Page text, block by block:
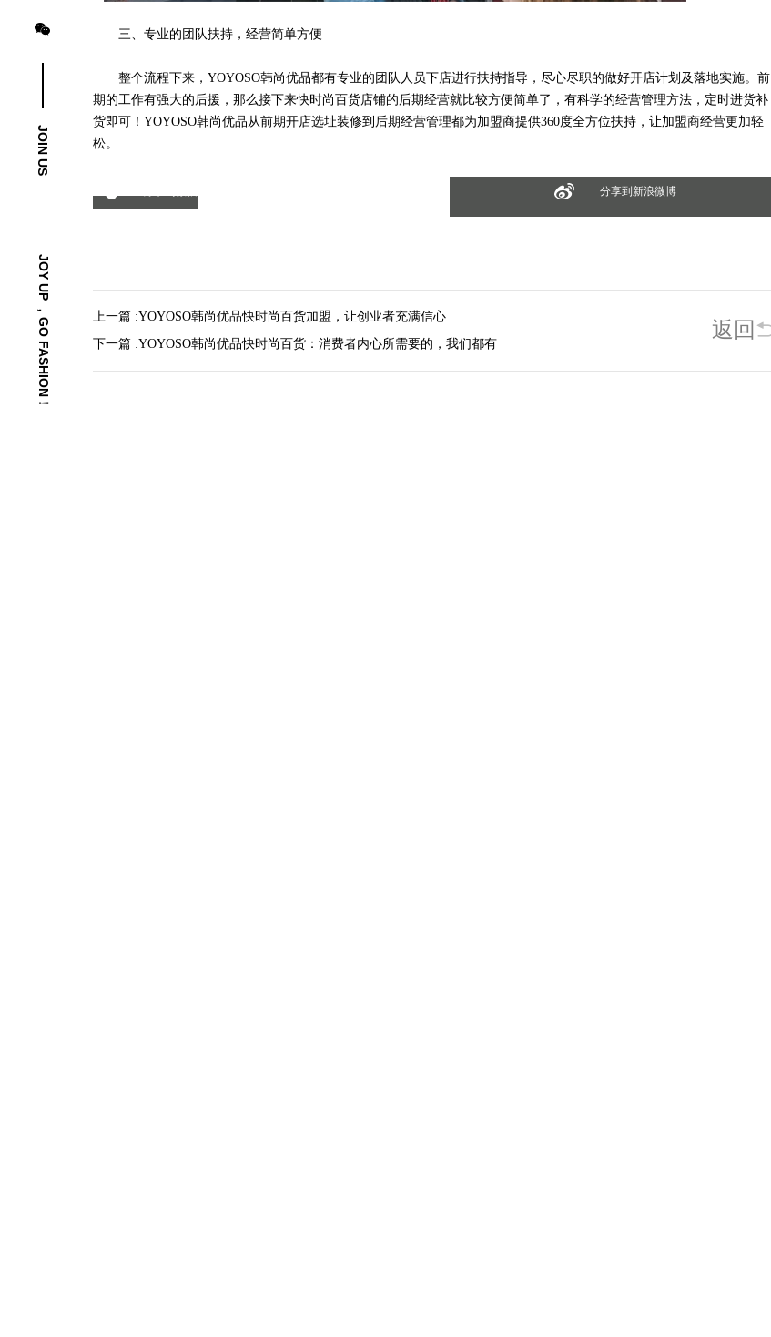
关注yoyoso抖音号
JOIN US
JOY UP ，GO FASHION！
三、专业的团队扶持，经营简单方便
整个流程下来，YOYOSO韩尚优品都有专业的团队人员下店进行扶持指导，尽心尽职的做好开店计划及落地实施。前
期的工作有强大的后援，那么接下来快时尚百货店铺的后期经营就比较方便简单了，有科学的经营管理方法，定时进货补
货即可！YOYOSO韩尚优品从前期开店选址装修到后期经营管理都为加盟商提供360度全方位扶持，让加盟商经营更加轻
松。
分享到新浪微博
上一篇 :YOYOSO韩尚优品快时尚百货加盟，让创业者充满信心
下一篇 :YOYOSO韩尚优品快时尚百货：消费者内心所需要的，我们都有
返回